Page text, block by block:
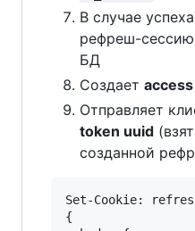
В случае
рефреш-
БД
Создает
Отправляет
token uuid
созданной
Set-Cookie:
{